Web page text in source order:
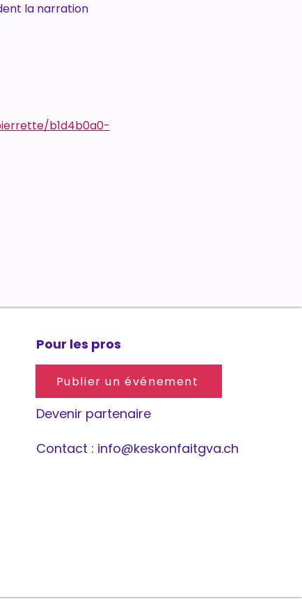
la narration
b1d4b0a0-
Pour les pros
Devenir partenaire
Contact : info@keskonfaitgva.ch
Publier un événement